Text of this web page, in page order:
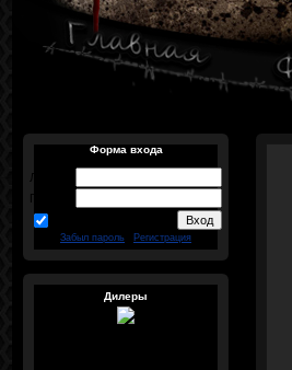
Форма входа
Логин:
Пароль:
Забыл пароль Регистрация
Дилеры